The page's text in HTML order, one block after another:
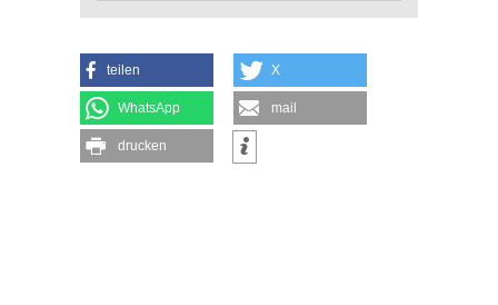
teilen X
WhatsApp mail
drucken